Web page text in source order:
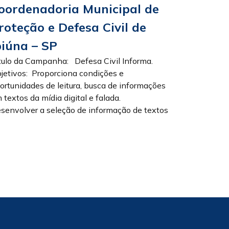
Municipal de
e Defesa Civil de
– SP
da Campanha: Defesa Civil Informa.
Proporciona condições e
de leitura, busca de informações
textos da mídia digital e falada.
a seleção de informação de textos